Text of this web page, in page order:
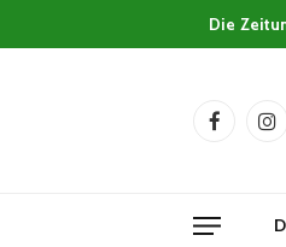
Die
Facebook